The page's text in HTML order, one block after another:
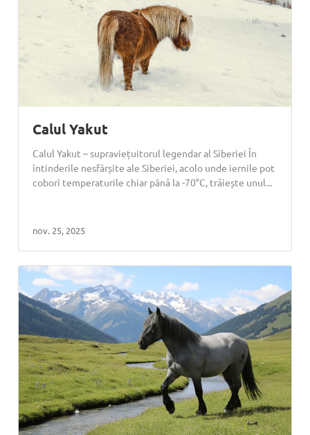
Calul Yakut
Calul Yakut – supraviețuitorul legendar al Siberiei În
întinderile nesfârșite ale Siberiei, acolo unde iernile pot
coborî temperaturile chiar până la -70°C, trăiește unul...
nov. 25, 2025